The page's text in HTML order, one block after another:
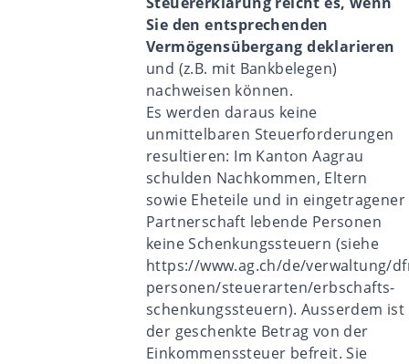
Sie den entsprechenden
Vermögensübergang deklarieren
und (z.B. mit Bankbelegen)
nachweisen können.
Es werden daraus keine
unmittelbaren Steuerforderungen
resultieren: Im Kanton Aagrau
schulden Nachkommen, Eltern
sowie Eheteile und in eingetragener
Partnerschaft lebende Personen
keine Schenkungssteuern (siehe
https://www.ag.ch/de/verwaltung/
personen/steuerarten/erbschafts-
schenkungssteuern). Ausserdem ist
der geschenkte Betrag von der
Einkommenssteuer befreit. Sie